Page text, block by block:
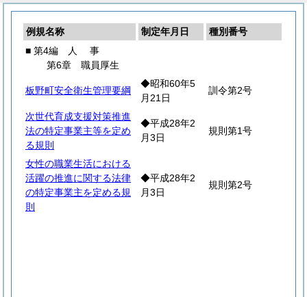
例規名称 制定年月日
種別番号
■ 第4編
人 事
第6章 職員厚生
板野町安全衛生管理要綱
◆昭和60年5
月21日
訓令第2号
次世代育成支援対策推進
法の特定事業主等を定め
る規則
◆平成28年2
月3日
規則第1号
女性の職業生活における
活躍の推進に関する法律
の特定事業主を定める規
則
◆平成28年2
月3日
規則第2号